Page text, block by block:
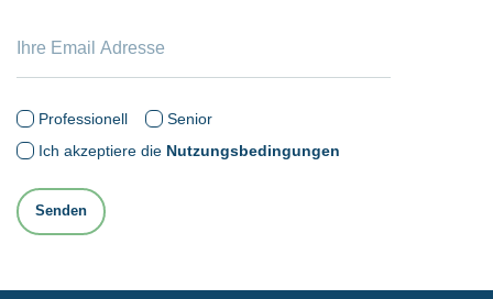
Professionell
Senior
Ich akzeptiere die Nutzungsbedingungen